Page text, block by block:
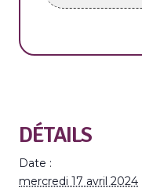
DÉTAILS
Date :
mercredi 17 avril 2024